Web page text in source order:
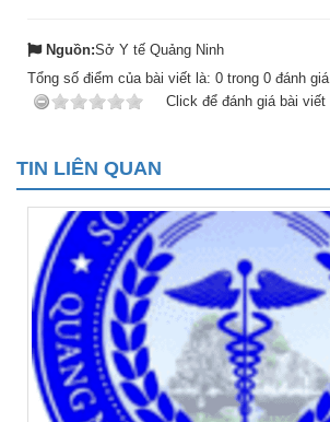
Nguồn:Sở Y tế Quảng Ninh
Tổng số điểm của bài viết là: 0 trong 0 đánh giá
Click để đánh giá bài viết
TIN LIÊN QUAN